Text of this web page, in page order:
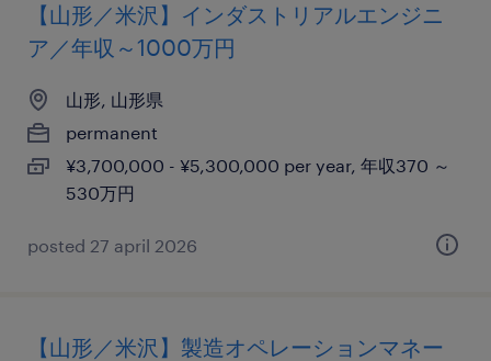
【山形／米沢】インダストリアルエンジニ
ア／年収～1000万円
山形, 山形県
permanent
¥3,700,000 - ¥5,300,000 per year, 年収370 ～
530万円
posted 27 april 2026
【山形／米沢】製造オペレーションマネー